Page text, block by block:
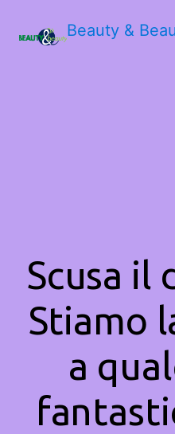
Beauty &
Scusa il
Stiamo
a